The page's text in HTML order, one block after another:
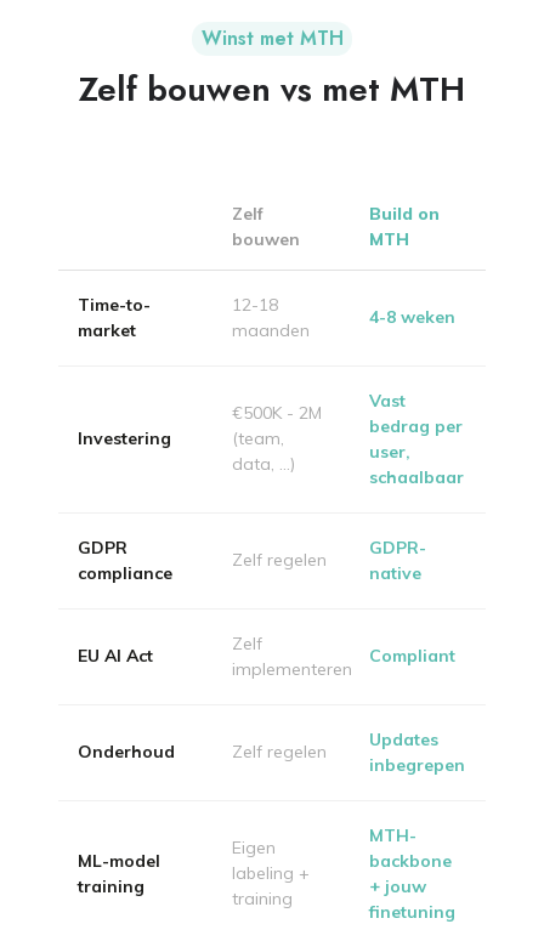
Winst met MTH
Zelf bouwen vs met MTH
Zelf
bouwen
Build on
MTH
Time-to-
market
12-18
maanden
4-8 weken
Investering
€500K - 2M
(team,
data, ...)
Vast
bedrag per
user,
schaalbaar
GDPR
compliance
Zelf regelen
GDPR-
native
EU AI Act
Zelf
implementeren
Compliant
Onderhoud Zelf regelen
Updates
inbegrepen
ML-model
training
Eigen
labeling +
training
MTH-
backbone
+ jouw
finetuning